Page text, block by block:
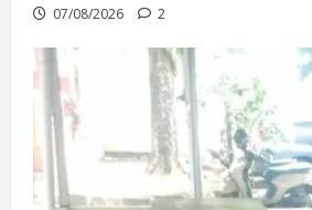
07/08/2026 2